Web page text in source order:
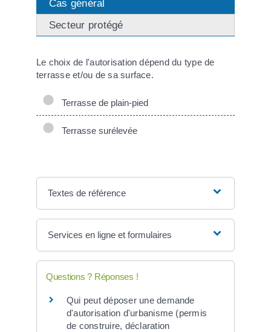
Cas général
Secteur protégé
Le choix de l'autorisation dépend du type de
terrasse et/ou de sa surface.
Terrasse de plain-pied
Terrasse surélevée
Textes de référence
Services en ligne et formulaires
Questions ? Réponses !
Qui peut déposer une demande
d'autorisation d'urbanisme (permis
de construire, déclaration